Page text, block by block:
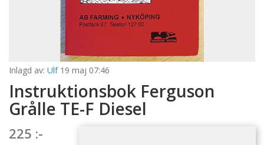
Inlagd av: Ulf19 maj 07:46
Instruktionsbok Ferguson
Grålle TE-F Diesel
225 :-